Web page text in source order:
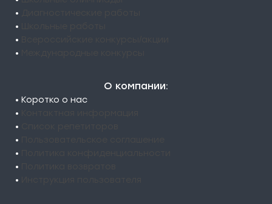
•
•
•
•
О компании:
• Коротко о нас
•
•
•
•
•
•